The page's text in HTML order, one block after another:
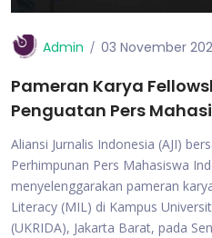
Admin 03 November
Pameran Karya
Penguatan Pers
Aliansi Jurnalis Indonesia (AJI)
Perhimpunan Pers Mahasiswa
menyelenggarakan pameran
Literacy (MIL) di Kampus
(UKRIDA), Jakarta Barat, pada